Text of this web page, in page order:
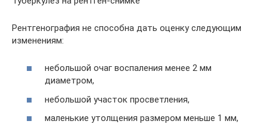
Рентгенография не способна дать оценку следующим
изменениям:
небольшой очаг воспаления менее 2 мм
диаметром,
небольшой участок просветления,
маленькие утолщения размером меньше 1 мм,